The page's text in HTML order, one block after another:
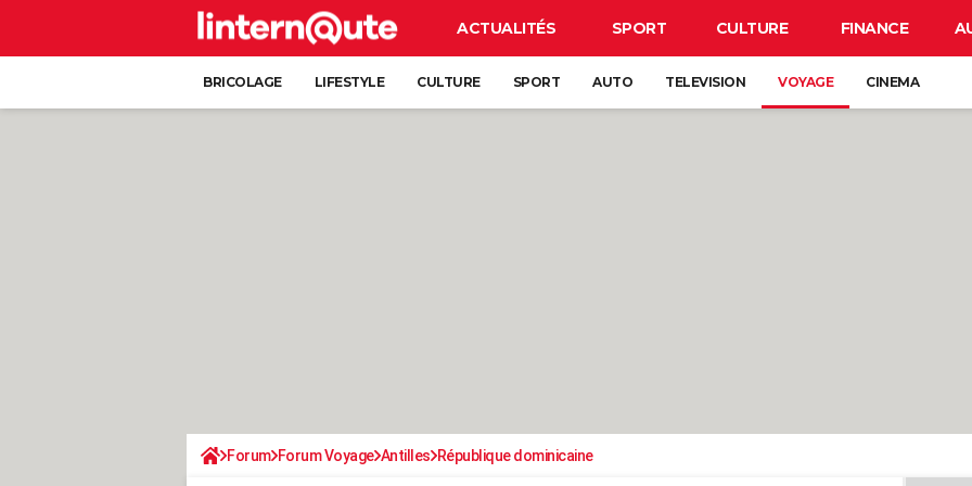
ACTUALITÉS SPORT CULTURE FINANCE
BRICOLAGE LIFESTYLE CULTURE SPORT AUTO TELEVISION VOYAGE CINEMA
Forum Forum Voyage Antilles République dominicaine